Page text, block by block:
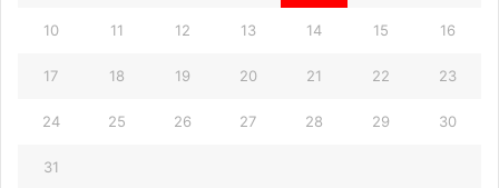
10 11 12 13 14 15 16
17 18 19 20 21 22 23
24 25 26 27 28 29 30
31